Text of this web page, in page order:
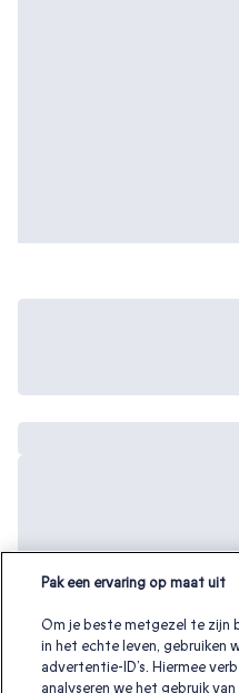
Pak een ervaring op maat uit
Om je beste metgezel te zijn
in het echte leven, gebruiken
advertentie-ID’s. Hiermee
analyseren we het gebruik